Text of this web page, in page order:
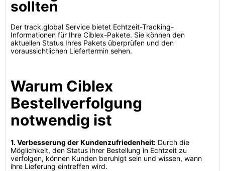
sollten
Der track.global Service bietet Echtzeit-Tracking-
Informationen für Ihre Ciblex-Pakete. Sie können den
aktuellen Status Ihres Pakets überprüfen und den
voraussichtlichen Liefertermin sehen.
Warum Ciblex
Bestellverfolgung
notwendig ist
1. Verbesserung der Kundenzufriedenheit: Durch die
Möglichkeit, den Status ihrer Bestellung in Echtzeit zu
verfolgen, können Kunden beruhigt sein und wissen, wann
ihre Lieferung eintreffen wird.